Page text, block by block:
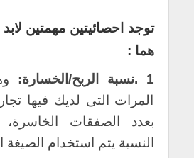
توجد احصائيتين مهمتين
هما :
1 .نسبة الربح/الخسارة:
المرات التى لديك فيها
بعدد الصفقات
النسبة يتم استخدام الصيغة